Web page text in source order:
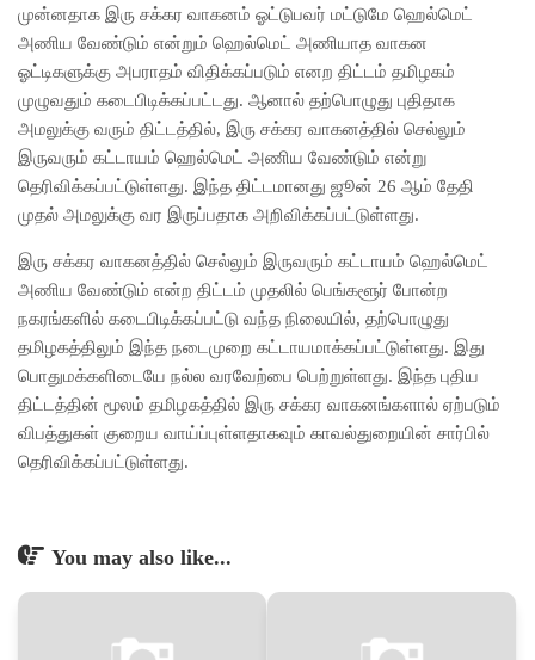
முன்னதாக இரு சக்கர வாகனம் ஓட்டுபவர் மட்டுமே ஹெல்மெட்
அணிய வேண்டும் என்றும் ஹெல்மெட் அணியாத வாகன
ஓட்டிகளுக்கு அபராதம் விதிக்கப்படும் எனற திட்டம் தமிழகம்
முழுவதும் கடைபிடிக்கப்பட்டது. ஆனால் தற்பொழுது புதிதாக
அமலுக்கு வரும் திட்டத்தில், இரு சக்கர வாகனத்தில் செல்லும்
இருவரும் கட்டாயம் ஹெல்மெட் அணிய வேண்டும் என்று
தெரிவிக்கப்பட்டுள்ளது. இந்த திட்டமானது ஜூன் 26 ஆம் தேதி
முதல் அமலுக்கு வர இருப்பதாக அறிவிக்கப்பட்டுள்ளது.
இரு சக்கர வாகனத்தில் செல்லும் இருவரும் கட்டாயம் ஹெல்மெட்
அணிய வேண்டும் என்ற திட்டம் முதலில் பெங்களூர் போன்ற
நகரங்களில் கடைபிடிக்கப்பட்டு வந்த நிலையில், தற்பொழுது
தமிழகத்திலும் இந்த நடைமுறை கட்டாயமாக்கப்பட்டுள்ளது. இது
பொதுமக்களிடையே நல்ல வரவேற்பை பெற்றுள்ளது. இந்த புதிய
திட்டத்தின் மூலம் தமிழகத்தில் இரு சக்கர வாகனங்களால் ஏற்படும்
விபத்துகள் குறைய வாய்ப்புள்ளதாகவும் காவல்துறையின் சார்பில்
தெரிவிக்கப்பட்டுள்ளது.
You may also like...